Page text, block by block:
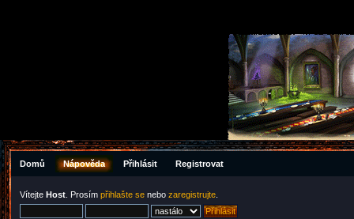
Domů Nápověda Přihlásit Registrovat
Vítejte Host . Prosím přihlašte se nebo zaregistrujte